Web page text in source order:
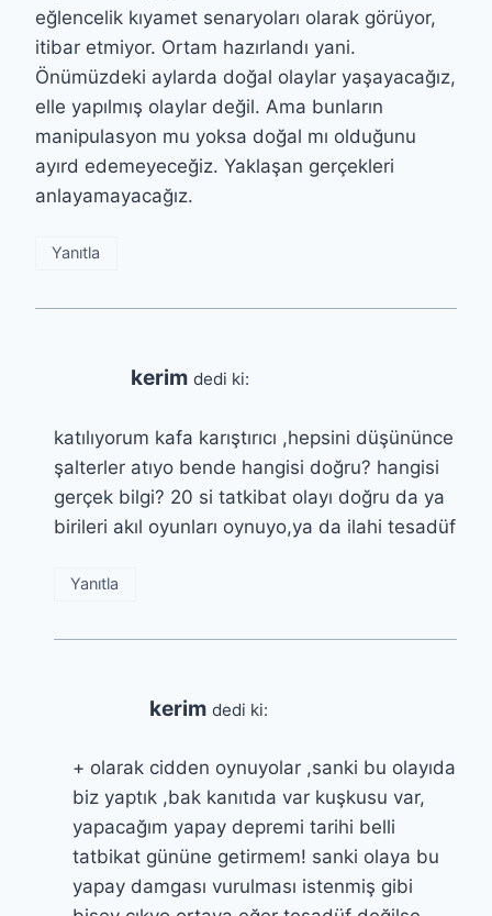
eğlencelik kıyamet senaryoları olarak görüyor,
itibar etmiyor. Ortam hazırlandı yani.
Önümüzdeki aylarda doğal olaylar yaşayacağız,
elle yapılmış olaylar değil. Ama bunların
manipulasyon mu yoksa doğal mı olduğunu
ayırd edemeyeceğiz. Yaklaşan gerçekleri
anlayamayacağız.
Yanıtla
kerim dedi ki:
katılıyorum kafa karıştırıcı ,hepsini düşününce
şalterler atıyo bende hangisi doğru? hangisi
gerçek bilgi? 20 si tatkibat olayı doğru da ya
birileri akıl oyunları oynuyo,ya da ilahi tesadüf
Yanıtla
kerim dedi ki:
+ olarak cidden oynuyolar ,sanki bu olayıda
biz yaptık ,bak kanıtıda var kuşkusu var,
yapacağım yapay depremi tarihi belli
tatbikat gününe getirmem! sanki olaya bu
yapay damgası vurulması istenmiş gibi